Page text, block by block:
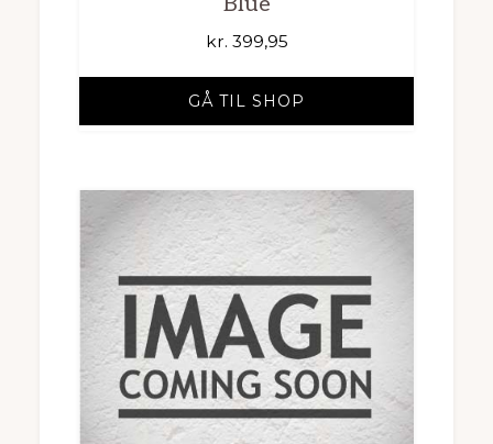
kr. 399,95
GÅ TIL SHOP